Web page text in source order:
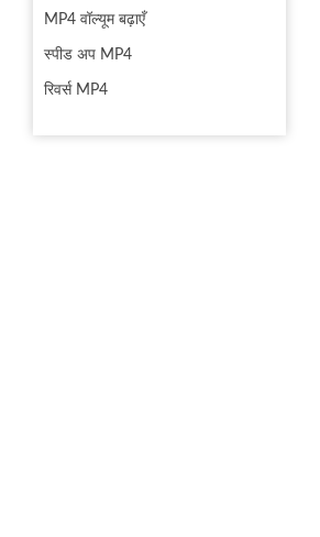
MP4 वॉल्यूम बढ़ाएँ
स्पीड अप MP4
रिवर्स MP4